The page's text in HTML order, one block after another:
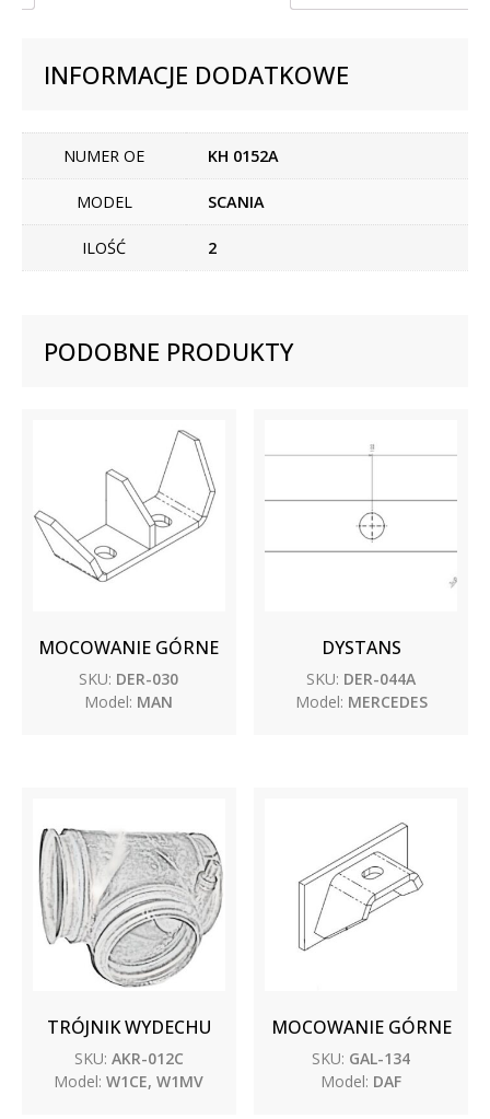
INFORMACJE DODATKOWE
NUMER OE KH 0152A
MODEL SCANIA
ILOŚĆ 2
PODOBNE PRODUKTY
MOCOWANIE GÓRNE
SKU: DER-030
Model: MAN
DYSTANS
SKU: DER-044A
Model: MERCEDES
TRÓJNIK WYDECHU
SKU: AKR-012C
Model: W1CE, W1MV
MOCOWANIE GÓRNE
SKU: GAL-134
Model: DAF